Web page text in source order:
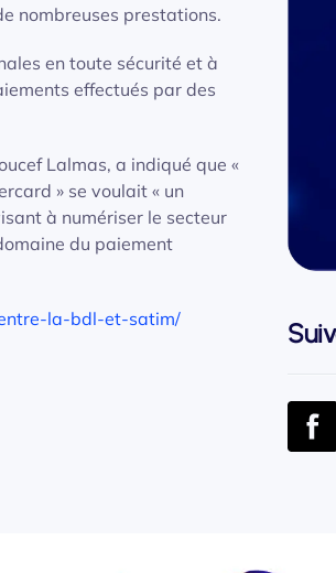
nombreuses prestations.
en toute sécurité et à
effectués par des
Lalmas, a indiqué que «
» se voulait « un
à numériser le secteur
du paiement
la-bdl-et-satim/